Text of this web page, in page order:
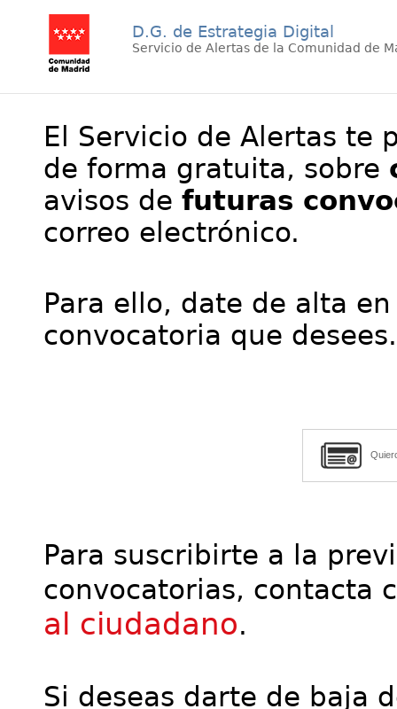
D.G. de Estrategia Digital
Servicio de Alertas de la Comunidad de
El Servicio de Alertas te
de forma gratuita, sobre
avisos de futuras
correo electrónico.
Para ello, date de alta
convocatoria que desees.
Para suscribirte a la
convocatorias, contacta
al ciudadano.
Si deseas darte de baja